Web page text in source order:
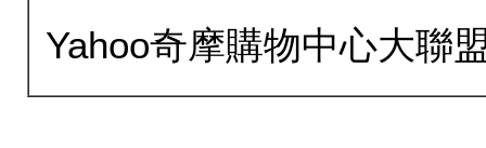
Yahoo奇摩購物中心大